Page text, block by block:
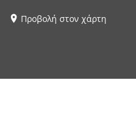
Προβολή στον χάρτη